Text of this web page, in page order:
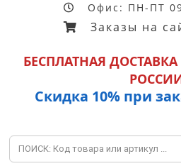
Офис: ПН-ПТ
Заказы на
БЕСПЛАТНАЯ
Скидка 10% при